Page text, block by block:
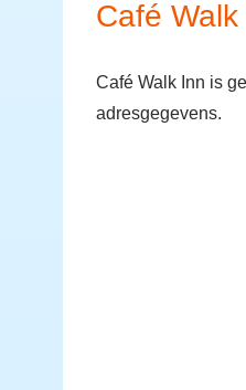
Café Walk
Café Walk Inn is
adresgegevens.